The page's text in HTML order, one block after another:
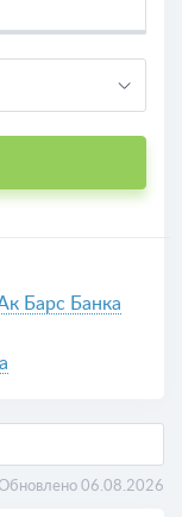
Барс Банка
06.08.2026